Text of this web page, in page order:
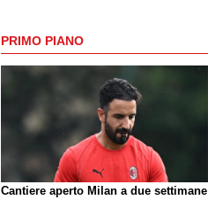
PRIMO PIANO
Cantiere aperto Milan a due settimane